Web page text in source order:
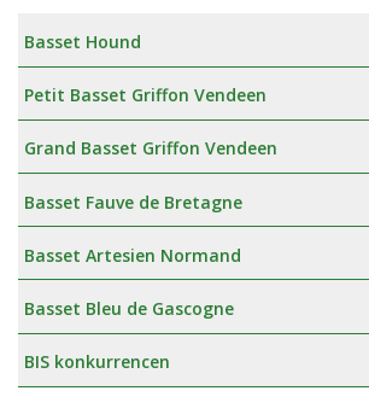
Basset Hound
Petit Basset Griffon Vendeen
Grand Basset Griffon Vendeen
Basset Fauve de Bretagne
Basset Artesien Normand
Basset Bleu de Gascogne
BIS konkurrencen